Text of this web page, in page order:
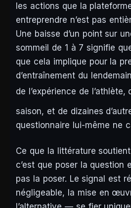
les actions que la
entreprendre n’est pas
Une baisse d’un point sur
sommeil de 1 à 7 signifie
que cela implique pour la
d’entraînement du
de l’expérience de l’athlète,
saison, et de dizaines
questionnaire lui-même ne
Ce que la littérature
c’est que poser la question
pas la poser. Le signal est
négligeable, la mise en